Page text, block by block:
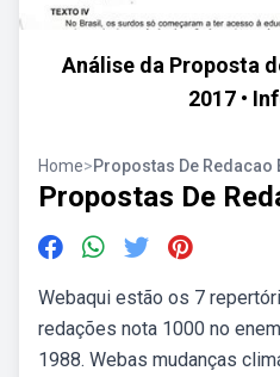
Análise da Proposta
2017 •
Home>Propostas De Redacao
Propostas De
Webaqui estão os 7
redações nota 1000 no
1988. Webas mudanças